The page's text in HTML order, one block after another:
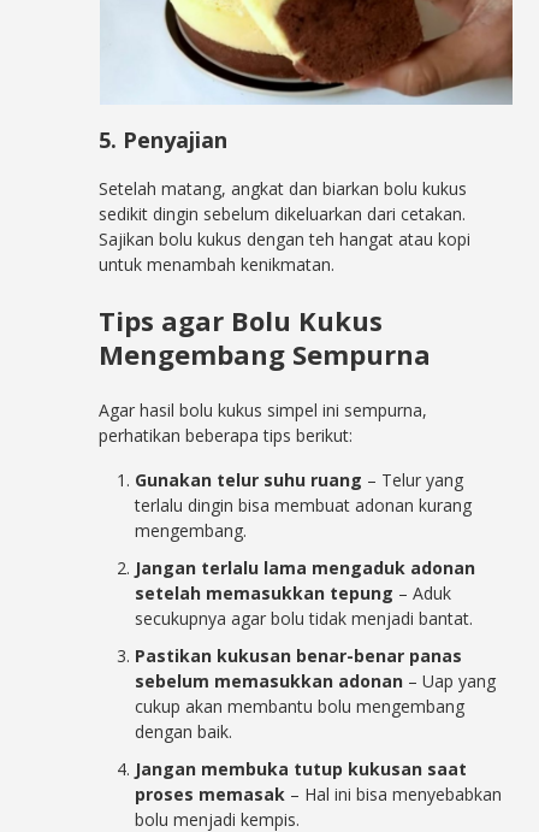
5. Penyajian
Setelah matang, angkat dan biarkan bolu kukus
sedikit dingin sebelum dikeluarkan dari cetakan.
Sajikan bolu kukus dengan teh hangat atau kopi
untuk menambah kenikmatan.
Tips agar Bolu Kukus
Mengembang Sempurna
Agar hasil bolu kukus simpel ini sempurna,
perhatikan beberapa tips berikut:
Gunakan telur suhu ruang – Telur yang
terlalu dingin bisa membuat adonan kurang
mengembang.
Jangan terlalu lama mengaduk adonan
setelah memasukkan tepung – Aduk
secukupnya agar bolu tidak menjadi bantat.
Pastikan kukusan benar-benar panas
sebelum memasukkan adonan – Uap yang
cukup akan membantu bolu mengembang
dengan baik.
Jangan membuka tutup kukusan saat
proses memasak – Hal ini bisa menyebabkan
bolu menjadi kempis.